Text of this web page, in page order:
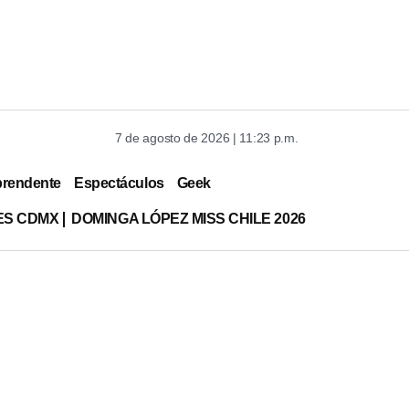
7 de agosto de 2026 | 11:23 p.m.
Espectáculos Geek
CDMX DOMINGA LÓPEZ MISS CHILE 2026